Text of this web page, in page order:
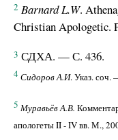
2 Barnard L.W.
Christian Apologetic.
3 СДХА. — С. 436.
4Сидоров А.И. Указ.
5 Муравьёв А.В.
апологеты II - IV вв. М.,